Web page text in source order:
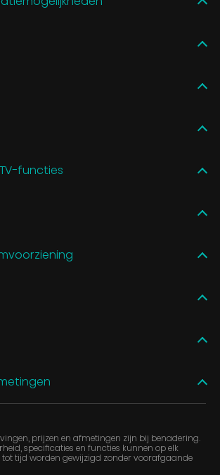
functies
prijzen en afmetingen zijn bij benadering.
specificaties en functies kunnen op elk
tijd worden gewijzigd zonder voorafgaande